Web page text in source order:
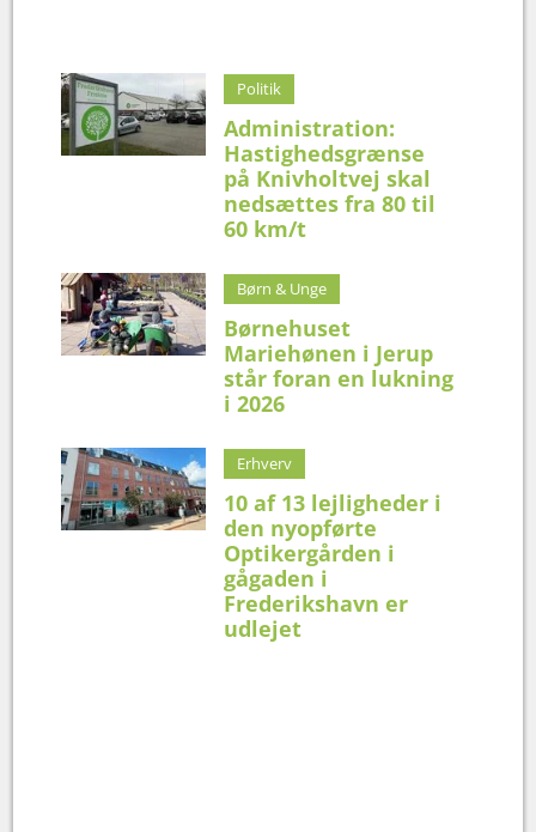
Politik
Administration:
Hastighedsgrænse
på Knivholtvej skal
nedsættes fra 80 til
60 km/t
Børn & Unge
Børnehuset
Mariehønen i Jerup
står foran en lukning
i 2026
Erhverv
10 af 13 lejligheder i
den nyopførte
Optikergården i
gågaden i
Frederikshavn er
udlejet